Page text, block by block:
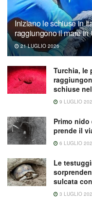
Iniziano le schiuse in
raggiungono il mare
21 LUGLIO 2026
Turchia, le
schiuse
9 LUGLIO
Primo nido
prende il
6 LUGLIO
Le
sulcata
3 LUGLIO